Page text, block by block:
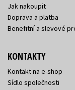
Jak nakoupit
Doprava a platba
Benefitní a slevové
KONTAKTY
Kontakt na e-shop
Sídlo společnosti